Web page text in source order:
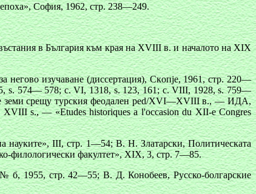
София, 1962, стр. 238—249.
в България към края на XVIII в. и началото на XIX
изучаване (диссертация), Cкoпje, 1961, стр. 220—
s. 574— 578; с. VI, 1318, s. 123, 161; с. VIII, 1928, s. 759—
земи срещу турския феодален ped/XVI—XVIII в., — ИДА,
s., — «Etudes historiques a l'occasion du XII-е Congres
III, стр. 1—54; В. Н. Златарски, Политическата
филологически факултет», XIX, 3, стр. 7—85.
1955, стр. 42—55; В. Д. Конобеев, Русско-болгарские